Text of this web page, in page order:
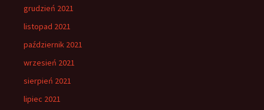
grudzień 2021
listopad 2021
październik 2021
wrzesień 2021
sierpień 2021
lipiec 2021